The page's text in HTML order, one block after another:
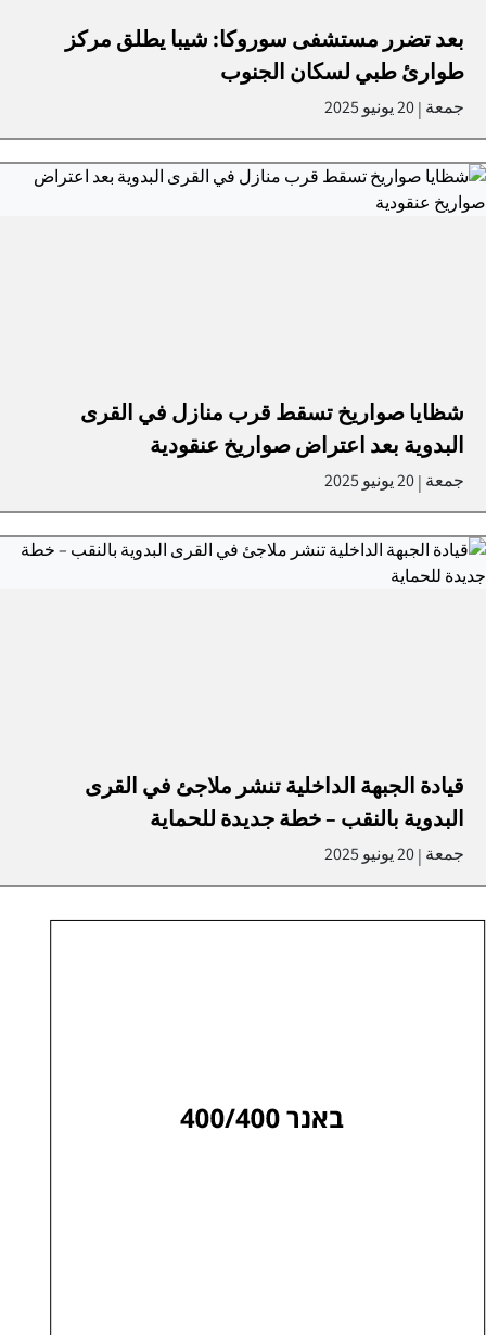
بعد تضرر مستشفى سوروكا: شيبا يطلق مركز
طوارئ طبي لسكان الجنوب
جمعة |20 يونيو 2025
شظايا صواريخ تسقط قرب منازل في القرى
البدوية بعد اعتراض صواريخ عنقودية
جمعة |20 يونيو 2025
قيادة الجبهة الداخلية تنشر ملاجئ في القرى
البدوية بالنقب – خطة جديدة للحماية
جمعة |20 يونيو 2025